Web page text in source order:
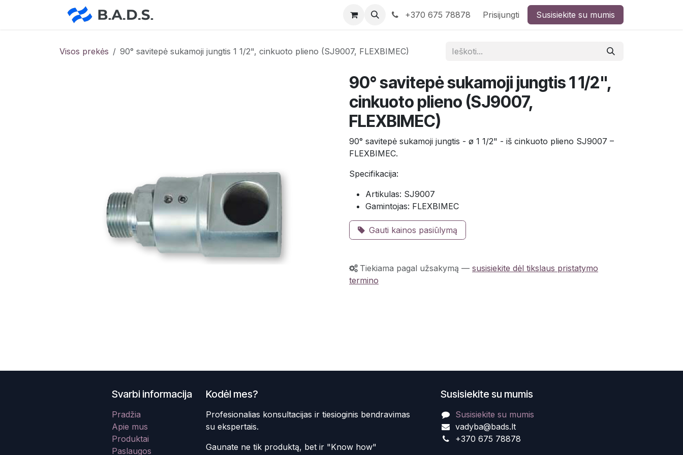
+370 675 78878 Prisijungti Susisiekite su mumis
Visos prekės 90° savitepė sukamoji jungtis 1 1/2", cinkuoto plieno (SJ9007, FLEXBIMEC)
90° savitepė sukamoji jungtis 1 1/2",
cinkuoto plieno (SJ9007,
FLEXBIMEC)
90° savitepė sukamoji jungtis - ø 1 1/2" - iš cinkuoto plieno SJ9007 –
FLEXBIMEC.
Specifikacija:
Artikulas: SJ9007
Gamintojas: FLEXBIMEC
Gauti kainos pasiūlymą
Tiekiama pagal užsakymą — susisiekite dėl tikslaus pristatymo
termino
Susisiekite su mumis
Susisiekite su mumis
vadyba@bads.lt
+370 675 78878
Kodėl mes?
Profesionalias konsultacijas ir tiesioginis bendravimas
su ekspertais.
Gaunate ne tik produktą, bet ir "Know how"
Svarbi informacija
Pradžia
Apie mus
Produktai
Paslaugos